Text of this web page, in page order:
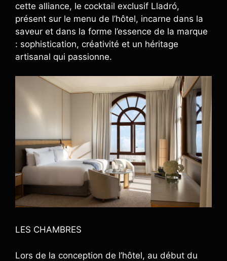
cette alliance, le cocktail exclusif Lladró,
présent sur le menu de l’hôtel, incarne dans la
saveur et dans la forme l’essence de la marque
: sophistication, créativité et un héritage
artisanal qui passionne.
LES CHAMBRES
Lors de la conception de l’hôtel, au début du